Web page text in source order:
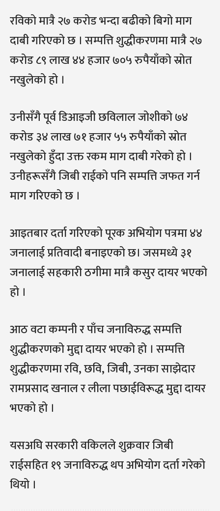
रविको मात्रै २७ करोड भन्दा बढीको बिगो माग
दाबी गरिएको छ । सम्पत्ति शुद्धीकरणमा मात्रै २७
करोड ८९ लाख ४४ हजार ७०५ रुपैयाँको स्रोत
नखुलेको हो ।
उनीसँगै पूर्व डिआइजी छविलाल जोशीको ७४
करोड ३४ लाख ७१ हजार ५५ रुपैयाँको स्रोत
नखुलेको हुँदा उक्त रकम माग दाबी गरेको हो ।
उनीहरूसँगै जिबी राईको पनि सम्पत्ति जफत गर्न
माग गरिएको छ ।
आइतबार दर्ता गरिएको पूरक अभियोग पत्रमा ४४
जनालाई प्रतिवादी बनाइएको छ। जसमध्ये ३१
जनालाई सहकारी ठगीमा मात्रै कसुर दायर भएको
हो ।
आठ वटा कम्पनी र पाँच जनाविरुद्ध सम्पत्ति
शुद्धीकरणको मुद्दा दायर भएको हो । सम्पत्ति
शुद्धीकरणमा रवि, छवि, जिबी, उनका साझेदार
रामप्रसाद खनाल र लीला पछाईविरूद्ध मुद्दा दायर
भएको हो ।
यसअघि सरकारी वकिलले शुक्रवार जिबी
राईसहित १९ जनाविरुद्ध थप अभियोग दर्ता गरेको
थियो ।